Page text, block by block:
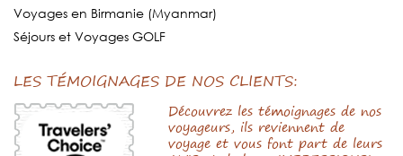
Voyages en Birmanie (Myanmar)
Séjours et Voyages GOLF
LES TÉMOIGNAGES DE NOS CLIENTS:
Découvrez les témoignages de nos
voyageurs, ils reviennent de
voyage et vous font part de leurs